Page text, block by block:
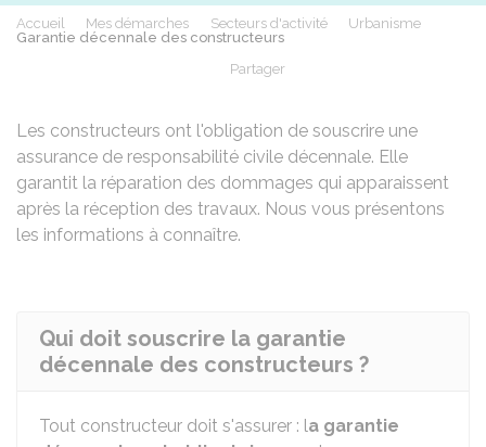
Accueil Mes démarches Secteurs d'activité
Urbanisme
Garantie décennale des constructeurs
Partager
Les constructeurs ont l'obligation de souscrire une
assurance de responsabilité civile décennale. Elle
garantit la réparation des dommages qui apparaissent
après la réception des travaux. Nous vous présentons
les informations à connaître.
Qui doit souscrire la garantie
décennale des constructeurs ?
Tout constructeur doit s'assurer : la garantie